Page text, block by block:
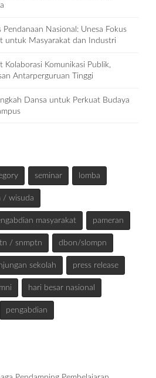
Pendanaan Nasional: Unesa Fokus
untuk Masyarakat dan Industri
Kolaborasi Komunikasi Publik,
Antarperguruan Tinggi
Dansa untuk Perkuat Budaya
seminar lomba
/ wisuda
masyarakat pameran
/ snmptn dbon/slompn
sekolah press release
hari besar nasional
pengabdian